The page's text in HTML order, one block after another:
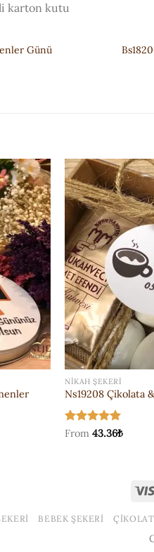
karton kutu
Günü
NIKAH ŞEKERI
Ns19208 Çikolata
5 üzerinden
From 43.36₺
BEBEK ŞEKERI